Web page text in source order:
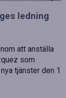
ledning
att anställa
som
tjänster den 1